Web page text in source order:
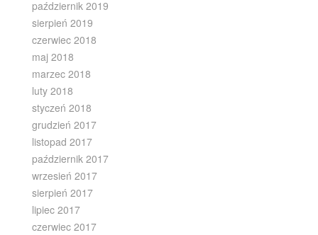
październik 2019
sierpień 2019
czerwiec 2018
maj 2018
marzec 2018
luty 2018
styczeń 2018
grudzień 2017
listopad 2017
październik 2017
wrzesień 2017
sierpień 2017
lipiec 2017
czerwiec 2017